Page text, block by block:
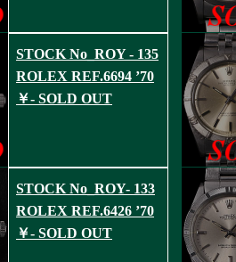
STOCK No_ROY - 135
ROLEX REF.6694 ’70
￥- SOLD OUT
STOCK No_ROY- 133
ROLEX REF.6426 ’70
￥- SOLD OUT